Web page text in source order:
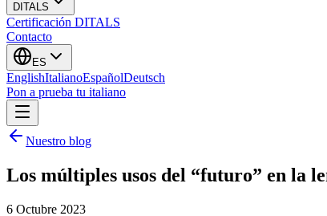
DITALS
Certificación DITALS
Contacto
ES
EnglishItalianoEspañolDeutsch
Pon a prueba tu italiano
Nuestro blog
Los múltiples usos del “futuro” en la
6 Octubre 2023